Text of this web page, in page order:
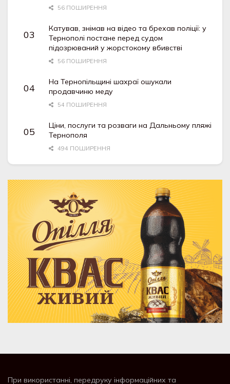
56 ПОШИРЕННЯ
Катував, знімав на відео та брехав поліції: у
Тернополі постане перед судом
підозрюваний у жорстокому вбивстві
56 ПОШИРЕННЯ
На Тернопільщині шахраї ошукали
продавчиню меду
54 ПОШИРЕННЯ
Ціни, послуги та розваги на Дальньому пляжі
Тернополя
494 ПОШИРЕННЯ
При використанні, передруку інформаційних та